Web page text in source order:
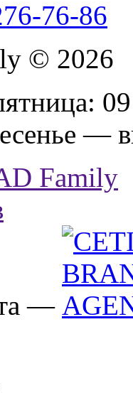
76-86
© 2026
—
Family
—